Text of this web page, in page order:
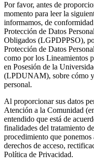
Por favor, antes de
momento para leer la
informamos, de
Protección de Datos
Obligados (LGPDPPSO),
Protección de Datos
como por los Lineamientos
en Posesión de la
(LPDUNAM), sobre cómo y
personal.
Al proporcionar sus datos
Atención a la Comunidad
entendido que está de
finalidades del tratamiento
procedimiento que ponemos
derechos de acceso,
Política de Privacidad.